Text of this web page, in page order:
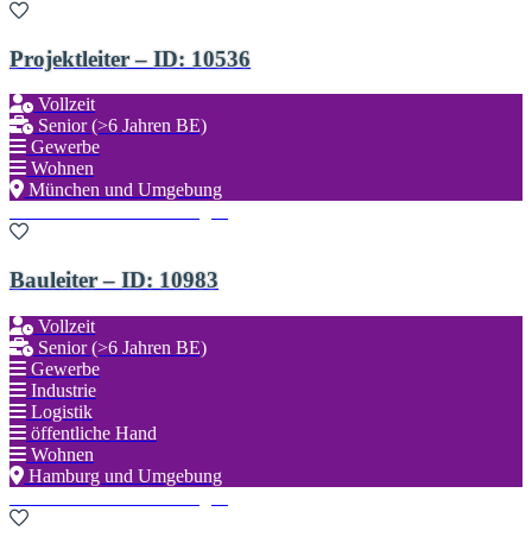
Projektleiter – ID: 10536
Vollzeit
Senior (>6 Jahren BE)
Gewerbe
Wohnen
München und Umgebung
Bauleiter – ID: 10983
Vollzeit
Senior (>6 Jahren BE)
Gewerbe
Industrie
Logistik
öffentliche Hand
Wohnen
Hamburg und Umgebung